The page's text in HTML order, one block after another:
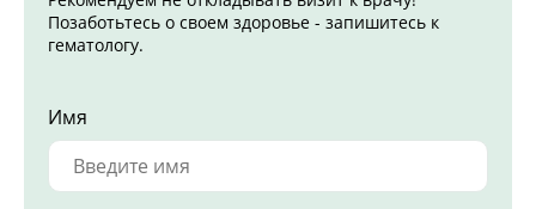
Позаботьтесь о своем здоровье - запишитесь к
гематологу.
Имя